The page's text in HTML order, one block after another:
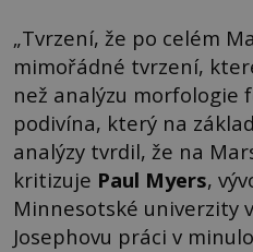
„Tvrzení, že po celém
mimořádné tvrzení,
než analýzu morfologie
podivína, který na
analýzy tvrdil, že na
kritizuje Paul Myers,
Minnesotské univerzity
Josephovu práci v